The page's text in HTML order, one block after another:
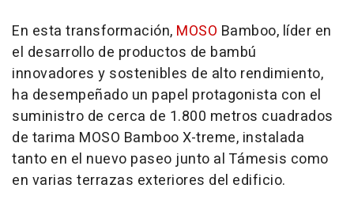
En esta transformación, MOSO Bamboo, líder en
el desarrollo de productos de bambú
innovadores y sostenibles de alto rendimiento,
ha desempeñado un papel protagonista con el
suministro de cerca de 1.800 metros cuadrados
de tarima MOSO Bamboo X-treme, instalada
tanto en el nuevo paseo junto al Támesis como
en varias terrazas exteriores del edificio.